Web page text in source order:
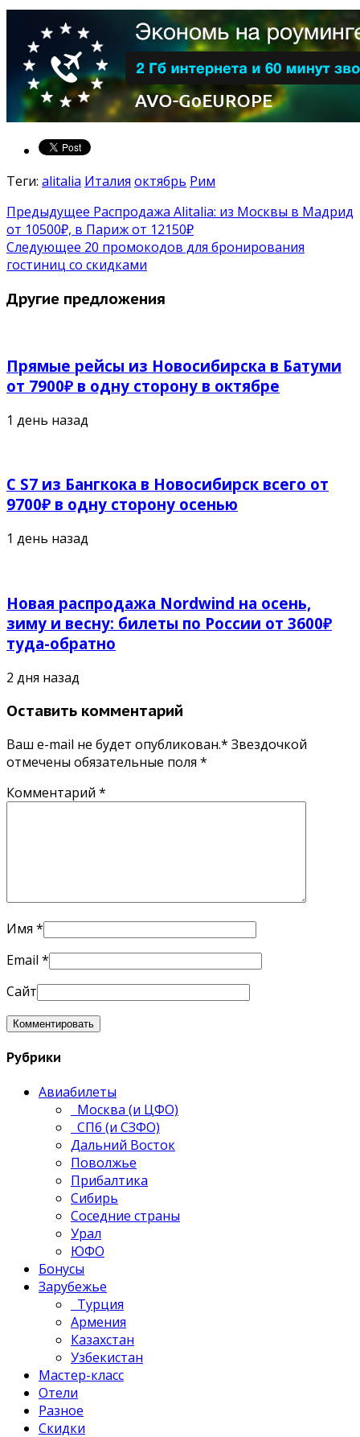
Теги: alitalia Италия октябрь Рим
Предыдущее Распродажа Alitalia: из Москвы в Мадрид
от 10500₽, в Париж от 12150₽
Следующее 20 промокодов для бронирования
гостиниц со скидками
Другие предложения
Прямые рейсы из Новосибирска в Батуми
от 7900₽ в одну сторону в октябре
1 день назад
С S7 из Бангкока в Новосибирск всего от
9700₽ в одну сторону осенью
1 день назад
Новая распродажа Nordwind на осень,
зиму и весну: билеты по России от 3600₽
туда-обратно
2 дня назад
Оставить комментарий
Ваш e-mail не будет опубликован.* Звездочкой
отмечены обязательные поля *
Комментарий *
Имя *
Email *
Сайт
Рубрики
Авиабилеты
Москва (и ЦФО)
СПб (и СЗФО)
Дальний Восток
Поволжье
Прибалтика
Сибирь
Соседние страны
Урал
ЮФО
Бонусы
Зарубежье
Турция
Армения
Казахстан
Узбекистан
Мастер-класс
Отели
Разное
Скидки